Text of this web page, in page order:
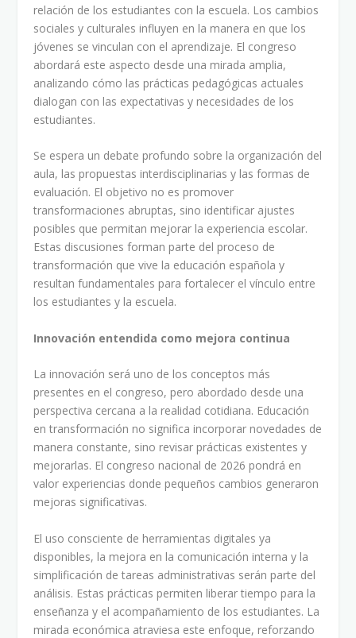
relación de los estudiantes con la escuela. Los cambios
sociales y culturales influyen en la manera en que los
jóvenes se vinculan con el aprendizaje. El congreso
abordará este aspecto desde una mirada amplia,
analizando cómo las prácticas pedagógicas actuales
dialogan con las expectativas y necesidades de los
estudiantes.
Se espera un debate profundo sobre la organización del
aula, las propuestas interdisciplinarias y las formas de
evaluación. El objetivo no es promover
transformaciones abruptas, sino identificar ajustes
posibles que permitan mejorar la experiencia escolar.
Estas discusiones forman parte del proceso de
transformación que vive la educación española y
resultan fundamentales para fortalecer el vínculo entre
los estudiantes y la escuela.
Innovación entendida como mejora continua
La innovación será uno de los conceptos más
presentes en el congreso, pero abordado desde una
perspectiva cercana a la realidad cotidiana. Educación
en transformación no significa incorporar novedades de
manera constante, sino revisar prácticas existentes y
mejorarlas. El congreso nacional de 2026 pondrá en
valor experiencias donde pequeños cambios generaron
mejoras significativas.
El uso consciente de herramientas digitales ya
disponibles, la mejora en la comunicación interna y la
simplificación de tareas administrativas serán parte del
análisis. Estas prácticas permiten liberar tiempo para la
enseñanza y el acompañamiento de los estudiantes. La
mirada económica atraviesa este enfoque, reforzando